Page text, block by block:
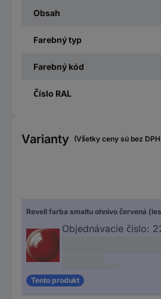
Obsah
Farebný typ
Farebný kód
Číslo RAL
Varianty (Všetky ceny sú bez
Revell farba smaltu ohnivo červená
Objednávacie číslo:
Tento produkt